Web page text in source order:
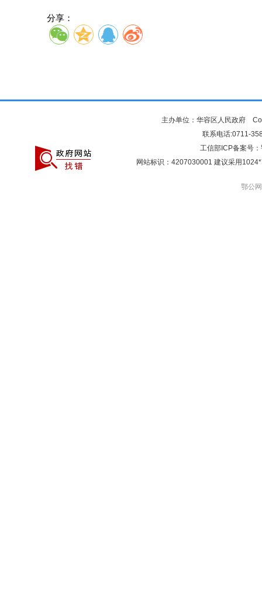
分享：
主办单位：华容区人民政府
联系电话:0711-
工信部ICP备案号：
网站标识：4207030001 建议采用
鄂公